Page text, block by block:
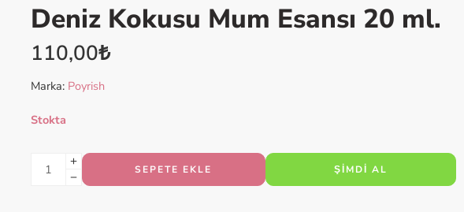
VİDEOYU İZLE
Deniz Kokusu Mum Esansı 20 ml.
110,00₺
Marka: Poyrish
Stokta
SEPETE EKLE ŞIMDI AL